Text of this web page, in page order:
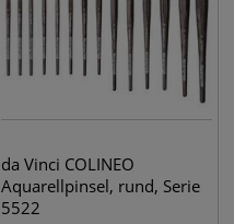
da Vinci COLINEO
Aquarellpinsel, rund, Serie
5522